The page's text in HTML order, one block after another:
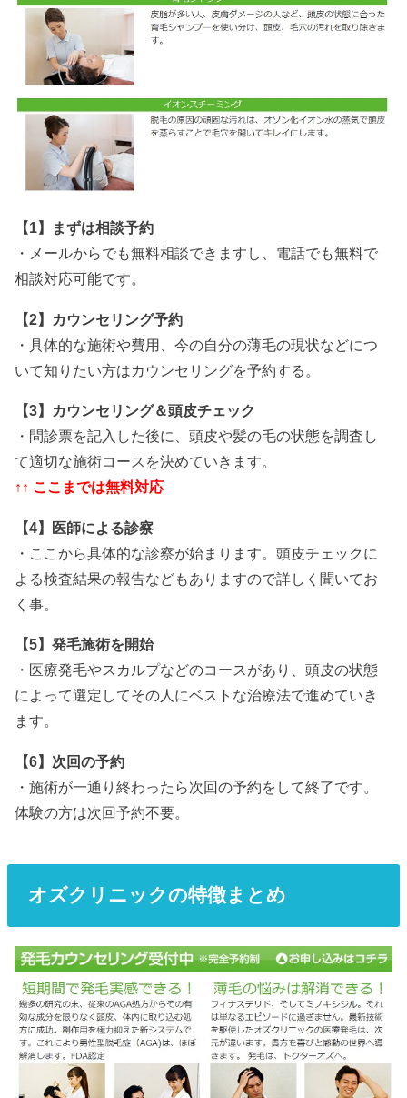
【1】まずは相談予約
・メールからでも無料相談できますし、電話でも無料で
相談対応可能です。
【2】カウンセリング予約
・具体的な施術や費用、今の自分の薄毛の現状などにつ
いて知りたい方はカウンセリングを予約する。
【3】カウンセリング＆頭皮チェック
・問診票を記入した後に、頭皮や髪の毛の状態を調査し
て適切な施術コースを決めていきます。
↑↑ ここまでは無料対応
【4】医師による診察
・ここから具体的な診察が始まります。頭皮チェックに
よる検査結果の報告などもありますので詳しく聞いてお
く事。
【5】発毛施術を開始
・医療発毛やスカルプなどのコースがあり、頭皮の状態
によって選定してその人にベストな治療法で進めていき
ます。
【6】次回の予約
・施術が一通り終わったら次回の予約をして終了です。
体験の方は次回予約不要。
オズクリニックの特徴まとめ